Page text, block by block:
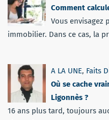
Comment
Vous envisagez
immobilier. Dans ce cas, la
A LA UNE, Faits
Où se cache
Ligonnès ?
16 ans plus tard, toujours